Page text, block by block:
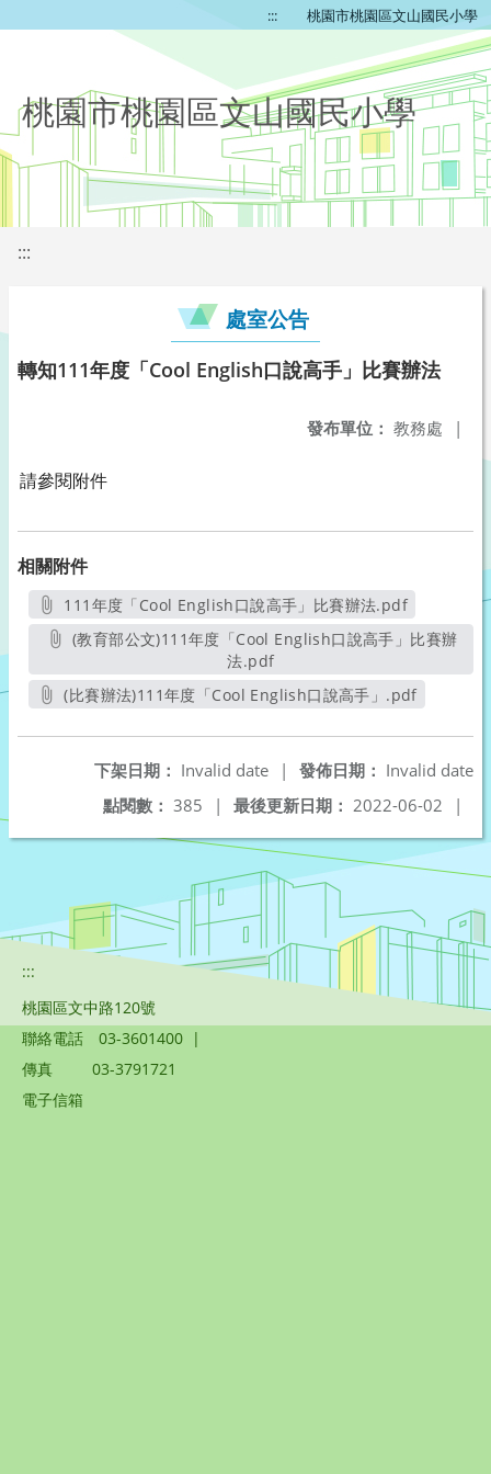
::: 桃園市桃園區文山國民小學
桃園市桃園區文山國民小學
:::
處室公告
轉知111年度「Cool English口說高手」比賽辦法
發布單位： 教務處 |
請參閱附件
相關附件
111年度「Cool English口說高手」比賽辦法.pdf
另開新視窗
法.pdf另開新視窗
(比賽辦法)111年度「Cool English口說高手」.pdf
發佈日期： Invalid date
下架日期： Invalid date
|
最後更新日期： 2022-06-02 |
點閱數： 385 |
:::
桃園區文中路120號
聯絡電話
03-3601400 |
傳真
03-3791721
電子信箱